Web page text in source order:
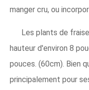
manger cru, ou
Les plants de
hauteur d'environ 8
pouces. (60cm). Bien
principalement pour